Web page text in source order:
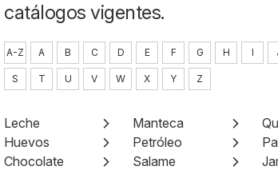
catálogos vigentes.
A-Z A B C D E F G H I
S T U V W X Y Z
Leche Manteca
Huevos
Petróleo
Chocolate
Salame